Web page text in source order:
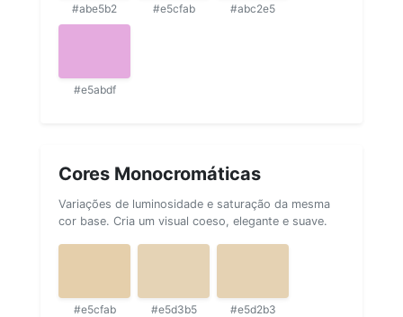
#abe5b2 #e5cfab #abc2e5
#e5abdf
Cores Monocromáticas
Variações de luminosidade e saturação da mesma
cor base. Cria um visual coeso, elegante e suave.
#e5cfab #e5d3b5 #e5d2b3